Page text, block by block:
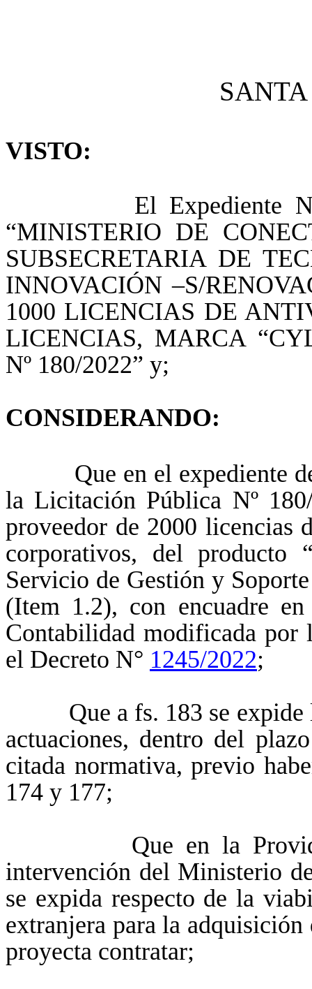
SANTA
VISTO:
El Expediente N°
“MINISTERIO DE
SUBSECRETARIA DE
INNOVACIÓN –S/
1000 LICENCIAS DE
LICENCIAS, MARCA
Nº 180/2022” y;
CONSIDERANDO:
Que en el expediente de
la Licitación Pública Nº
proveedor de 2000 licencias
corporativos, del producto
Servicio de Gestión y
(Item 1.2), con encuadre
Contabilidad modificada
el Decreto N° 1245/2022;
Que a fs. 183 se expide
actuaciones, dentro del
citada normativa, previo
174 y 177;
Que en la
intervención del Ministerio
se expida respecto de la
extranjera para la
proyecta contratar;